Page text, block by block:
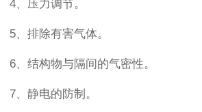
4、压力调节。
5、 排除有害气体。
6、结构物与隔间的气密性。
7、静电的防制。